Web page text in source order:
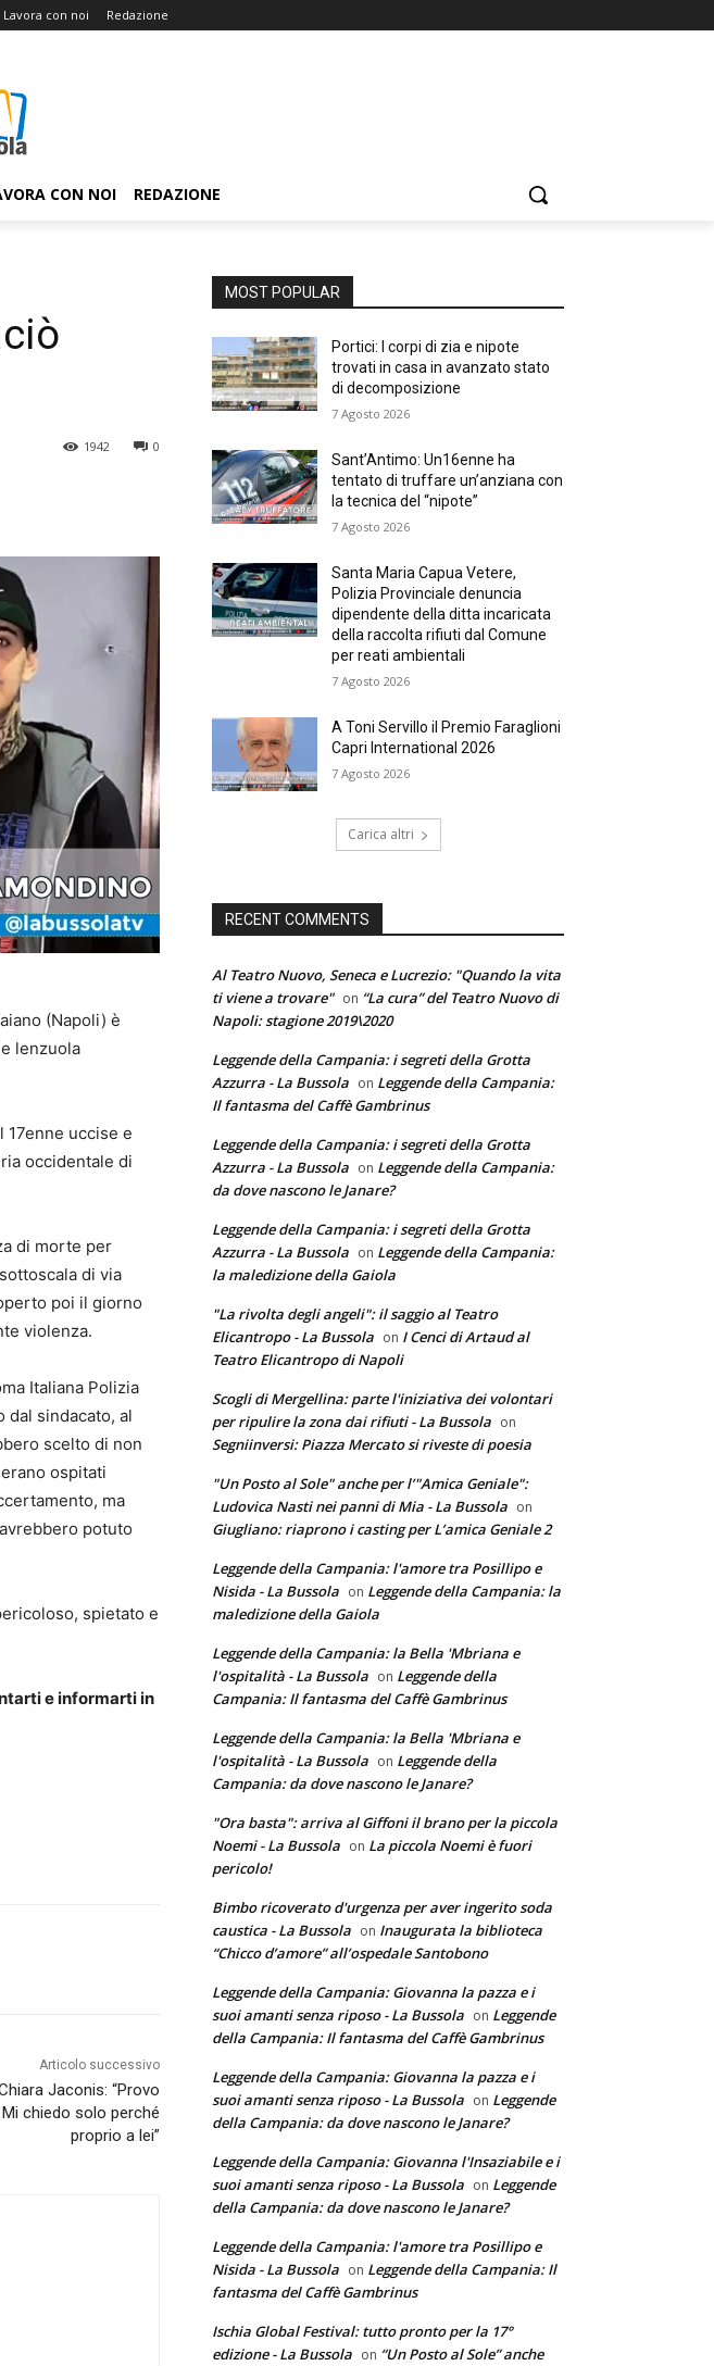
Lavora con noi Redazione
CON NOI REDAZIONE
0
1942
(Napoli) è
lenzuola
17enne uccise e
occidentale di
di morte per
di via
poi il giorno
violenza.
Italiana Polizia
dal sindacato, al
scelto di non
ospitati
ma
potuto
spietato e
e informarti in
Articolo successivo
Jaconis: “Provo
chiedo solo perché
proprio a lei”
MOST POPULAR
Portici: I corpi di zia e nipote
trovati in casa in avanzato stato
di decomposizione
7 Agosto 2026
Sant’Antimo: Un16enne ha
tentato di truffare un’anziana con
la tecnica del “nipote”
7 Agosto 2026
Santa Maria Capua Vetere,
Polizia Provinciale denuncia
dipendente della ditta incaricata
della raccolta rifiuti dal Comune
per reati ambientali
7 Agosto 2026
A Toni Servillo il Premio Faraglioni
Capri International 2026
7 Agosto 2026
Carica altri
RECENT COMMENTS
Al Teatro Nuovo, Seneca e Lucrezio: "Quando la vita
ti viene a trovare" on “La cura” del Teatro Nuovo di
Napoli: stagione 2019\2020
Leggende della Campania: i segreti della Grotta
Azzurra - La Bussola on Leggende della Campania:
Il fantasma del Caffè Gambrinus
Leggende della Campania: i segreti della Grotta
Azzurra - La Bussola on Leggende della Campania:
da dove nascono le Janare?
Leggende della Campania: i segreti della Grotta
Azzurra - La Bussola on Leggende della Campania:
la maledizione della Gaiola
"La rivolta degli angeli": il saggio al Teatro
Elicantropo - La Bussola on I Cenci di Artaud al
Teatro Elicantropo di Napoli
Scogli di Mergellina: parte l'iniziativa dei volontari
per ripulire la zona dai rifiuti - La Bussola on
Segniinversi: Piazza Mercato si riveste di poesia
"Un Posto al Sole" anche per l’"Amica Geniale":
Ludovica Nasti nei panni di Mia - La Bussola on
Giugliano: riaprono i casting per L’amica Geniale 2
Leggende della Campania: l'amore tra Posillipo e
Nisida - La Bussola on Leggende della Campania: la
maledizione della Gaiola
Leggende della Campania: la Bella 'Mbriana e
l'ospitalità - La Bussola on Leggende della
Campania: Il fantasma del Caffè Gambrinus
Leggende della Campania: la Bella 'Mbriana e
l'ospitalità - La Bussola on Leggende della
Campania: da dove nascono le Janare?
"Ora basta": arriva al Giffoni il brano per la piccola
Noemi - La Bussola on La piccola Noemi è fuori
pericolo!
Bimbo ricoverato d'urgenza per aver ingerito soda
caustica - La Bussola on Inaugurata la biblioteca
“Chicco d’amore” all’ospedale Santobono
Leggende della Campania: Giovanna la pazza e i
suoi amanti senza riposo - La Bussola on Leggende
della Campania: Il fantasma del Caffè Gambrinus
Leggende della Campania: Giovanna la pazza e i
suoi amanti senza riposo - La Bussola on Leggende
della Campania: da dove nascono le Janare?
Leggende della Campania: Giovanna l'Insaziabile e i
suoi amanti senza riposo - La Bussola on Leggende
della Campania: da dove nascono le Janare?
Leggende della Campania: l'amore tra Posillipo e
Nisida - La Bussola on Leggende della Campania: Il
fantasma del Caffè Gambrinus
Ischia Global Festival: tutto pronto per la 17°
edizione - La Bussola on “Un Posto al Sole” anche